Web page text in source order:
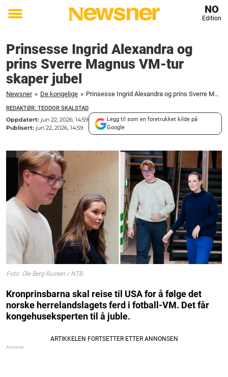
Toggle
NO
Edition
Prinsesse Ingrid Alexandra og
prins Sverre Magnus VM-tur
skaper jubel
Newsner » De kongelige » Prinsesse Ingrid Alexandra og prins Sverre Magnus VM-tur skaper jubel
REDAKTØR: TEODOR SKALSTAD
Oppdatert: jun 22, 2026, 14:59
Publisert: jun 22, 2026, 14:59
Legg til som en foretrukket kilde på
Google
Foto: Ole Berg-Rusten / NTB
Kronprinsbarna skal reise til USA for å følge det
norske herrelandslagets ferd i fotball-VM. Det får
kongehuseksperten til å juble.